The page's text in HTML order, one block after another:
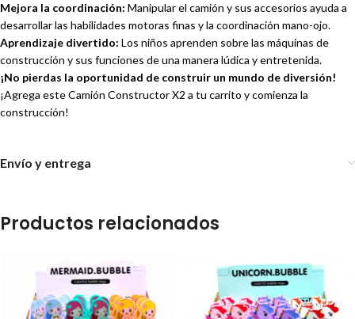
Mejora la coordinación: Manipular el camión y sus accesorios ayuda a
desarrollar las habilidades motoras finas y la coordinación mano-ojo.
Aprendizaje divertido: Los niños aprenden sobre las máquinas de
construcción y sus funciones de una manera lúdica y entretenida.
¡No pierdas la oportunidad de construir un mundo de diversión!
¡Agrega este Camión Constructor X2 a tu carrito y comienza la
construcción!
Envío y entrega
Productos relacionados